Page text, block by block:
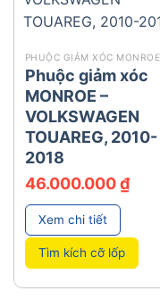
PHUỘC GIẢM XÓC MONROE
Phuộc giảm xóc
MONROE –
VOLKSWAGEN
TOUAREG, 2010-
2018
46.000.000₫
Xem chi tiết
Tìm kích cỡ lốp